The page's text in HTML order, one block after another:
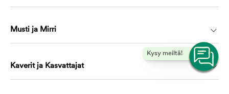
Kysy meiltä!
Musti ja Mirri
Kaverit ja Kasvattajat